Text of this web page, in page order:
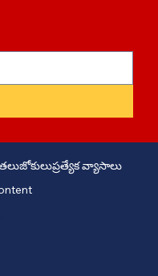
జోకులుప్రత్యేక వ్యాసాలు